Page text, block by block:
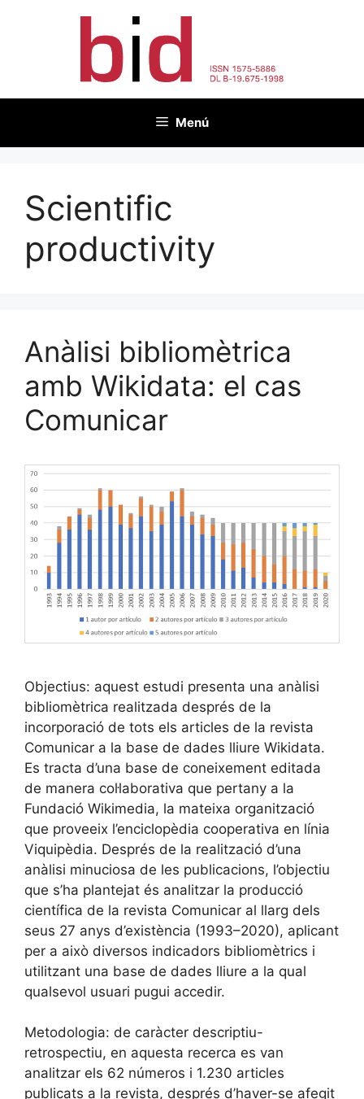
Menú
Scientific
productivity
Anàlisi bibliomètrica
amb Wikidata: el cas
Comunicar
Objectius: aquest estudi presenta una anàlisi
bibliomètrica realitzada després de la
incorporació de tots els articles de la revista
Comunicar a la base de dades lliure Wikidata.
Es tracta d’una base de coneixement editada
de manera col·laborativa que pertany a la
Fundació Wikimedia, la mateixa organització
que proveeix l’enciclopèdia cooperativa en línia
Viquipèdia. Després de la realització d’una
anàlisi minuciosa de les publicacions, l’objectiu
que s’ha plantejat és analitzar la producció
científica de la revista Comunicar al llarg dels
seus 27 anys d’existència (1993–2020), aplicant
per a això diversos indicadors bibliomètrics i
utilitzant una base de dades lliure a la qual
qualsevol usuari pugui accedir.
Metodologia: de caràcter descriptiu-
retrospectiu, en aquesta recerca es van
analitzar els 62 números i 1.230 articles
publicats a la revista, després d’haver-se afegit